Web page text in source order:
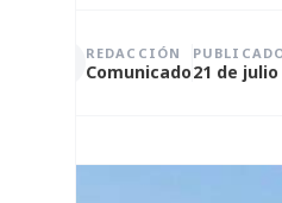
REDACCIÓN
Comunicado21 de julio